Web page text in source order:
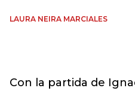
LAURA NEIRA MARCIALES
Con la partida de